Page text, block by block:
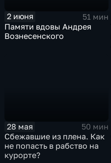
2 июня
51 мин
Памяти вдовы Андрея
Вознесенского
28 мая
50 мин
Сбежавшие из плена. Как
не попасть в рабство на
курорте?